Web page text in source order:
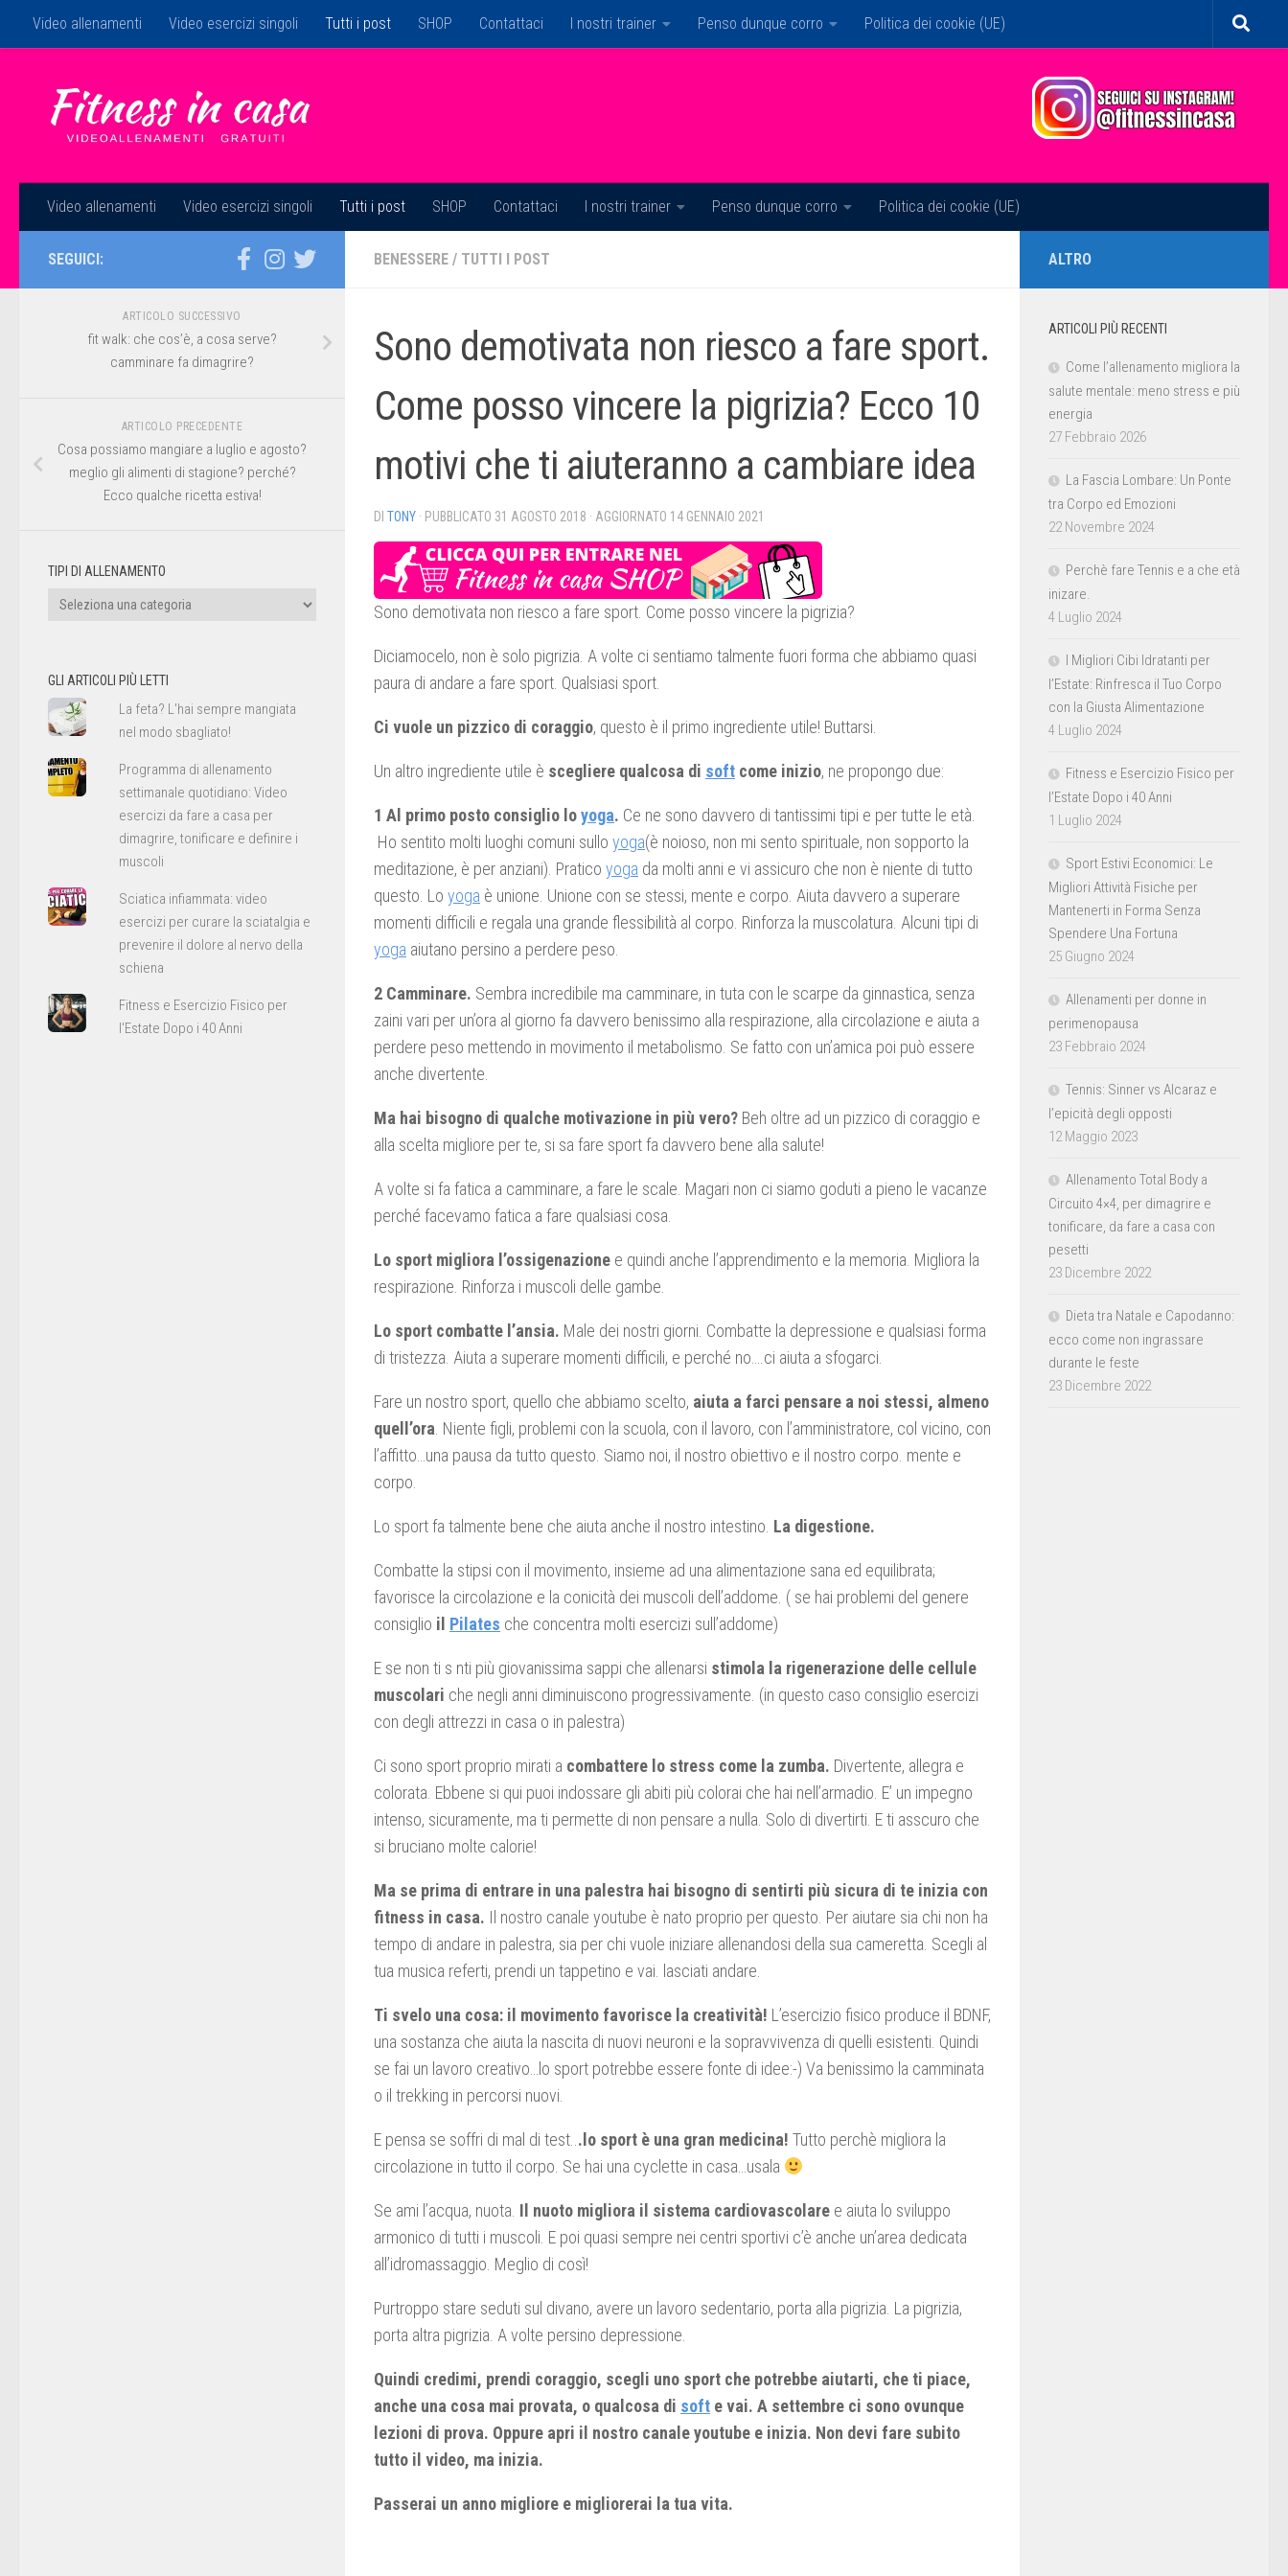
Salta al contenuto
Video allenamenti Video esercizi singoli Tutti i post SHOP Contattaci I nostri trainer Penso dunque corro Politica dei cookie (UE)
Video allenamenti Video esercizi singoli Tutti i post SHOP Contattaci I nostri trainer Penso dunque corro Politica dei cookie (UE)
BENESSERE / TUTTI I POST
Sono demotivata non riesco a fare sport.
Come posso vincere la pigrizia? Ecco 10
motivi che ti aiuteranno a cambiare idea
DI TONY · PUBBLICATO 31 AGOSTO 2018 · AGGIORNATO 14 GENNAIO 2021
Sono demotivata non riesco a fare sport. Come posso vincere la pigrizia?
Diciamocelo, non è solo pigrizia. A volte ci sentiamo talmente fuori forma che abbiamo quasi
paura di andare a fare sport. Qualsiasi sport.
Ci vuole un pizzico di coraggio, questo è il primo ingrediente utile! Buttarsi.
Un altro ingrediente utile è scegliere qualcosa di soft come inizio, ne propongo due:
1 Al primo posto consiglio loyoga. Ce ne sono davvero di tantissimi tipi e per tutte le età.
Ho sentito molti luoghi comuni sullo yoga(è noioso, non mi sento spirituale, non sopporto la
meditazione, è per anziani). Pratico yoga da molti anni e vi assicuro che non è niente di tutto
questo. Lo yoga è unione. Unione con se stessi, mente e corpo. Aiuta davvero a superare
momenti difficili e regala una grande flessibilità al corpo. Rinforza la muscolatura. Alcuni tipi di
yoga aiutano persino a perdere peso.
2 Camminare. Sembra incredibile ma camminare, in tuta con le scarpe da ginnastica, senza
zaini vari per un’ora al giorno fa davvero benissimo alla respirazione, alla circolazione e aiuta a
perdere peso mettendo in movimento il metabolismo. Se fatto con un’amica poi può essere
anche divertente.
Ma hai bisogno di qualche motivazione in più vero? Beh oltre ad un pizzico di coraggio e
alla scelta migliore per te, si sa fare sport fa davvero bene alla salute!
A volte si fa fatica a camminare, a fare le scale. Magari non ci siamo goduti a pieno le vacanze
perché facevamo fatica a fare qualsiasi cosa.
Lo sport migliora l’ossigenazione e quindi anche l’apprendimento e la memoria. Migliora la
respirazione. Rinforza i muscoli delle gambe.
Lo sport combatte l’ansia. Male dei nostri giorni. Combatte la depressione e qualsiasi forma
di tristezza. Aiuta a superare momenti difficili, e perché no….ci aiuta a sfogarci.
Fare un nostro sport, quello che abbiamo scelto, aiuta a farci pensare a noi stessi, almeno
quell’ora . Niente figli, problemi con la scuola, con il lavoro, con l’amministratore, col vicino, con
l’affitto…una pausa da tutto questo. Siamo noi, il nostro obiettivo e il nostro corpo. mente e
corpo.
Lo sport fa talmente bene che aiuta anche il nostro intestino. La digestione.
Combatte la stipsi con il movimento, insieme ad una alimentazione sana ed equilibrata;
favorisce la circolazione e la conicità dei muscoli dell’addome. ( se hai problemi del genere
consiglio il Pilates che concentra molti esercizi sull’addome)
E se non ti s nti più giovanissima sappi che allenarsi stimola la rigenerazione delle cellule
muscolari che negli anni diminuiscono progressivamente. (in questo caso consiglio esercizi
con degli attrezzi in casa o in palestra)
Ci sono sport proprio mirati a combattere lo stress come la zumba. Divertente, allegra e
colorata. Ebbene si qui puoi indossare gli abiti più colorai che hai nell’armadio. E’ un impegno
intenso, sicuramente, ma ti permette di non pensare a nulla. Solo di divertirti. E ti asscuro che
si bruciano molte calorie!
Ma se prima di entrare in una palestra hai bisogno di sentirti più sicura di te inizia con
fitness in casa. Il nostro canale youtube è nato proprio per questo. Per aiutare sia chi non ha
tempo di andare in palestra, sia per chi vuole iniziare allenandosi della sua cameretta. Scegli al
tua musica referti, prendi un tappetino e vai. lasciati andare.
Ti svelo una cosa: il movimento favorisce la creatività! L’esercizio fisico produce il BDNF,
una sostanza che aiuta la nascita di nuovi neuroni e la sopravvivenza di quelli esistenti. Quindi
se fai un lavoro creativo…lo sport potrebbe essere fonte di idee:-) Va benissimo la camminata
o il trekking in percorsi nuovi.
E pensa se soffri di mal di test.. .lo sport è una gran medicina! Tutto perchè migliora la
circolazione in tutto il corpo. Se hai una cyclette in casa…usala
Se ami l’acqua, nuota. Il nuoto migliora il sistema cardiovascolare e aiuta lo sviluppo
armonico di tutti i muscoli. E poi quasi sempre nei centri sportivi c’è anche un’area dedicata
all’idromassaggio. Meglio di così!
Purtroppo stare seduti sul divano, avere un lavoro sedentario, porta alla pigrizia. La pigrizia,
porta altra pigrizia. A volte persino depressione.
Quindi credimi, prendi coraggio, scegli uno sport che potrebbe aiutarti, che ti piace,
anche una cosa mai provata, o qualcosa di soft e vai. A settembre ci sono ovunque
lezioni di prova. Oppure apri il nostro canale youtube e inizia. Non devi fare subito
tutto il video, ma inizia.
Passerai un anno migliore e migliorerai la tua vita.
SEGUICI:
ARTICOLO SUCCESSIVO
fit walk: che cos’è, a cosa serve?
camminare fa dimagrire?
ARTICOLO PRECEDENTE
Cosa possiamo mangiare a luglio e agosto?
meglio gli alimenti di stagione? perché?
Ecco qualche ricetta estiva!
TIPI DI ALLENAMENTO
Tipi
GLI ARTICOLI PIÙ LETTI
La feta? L'hai sempre mangiata
nel modo sbagliato!
Programma di allenamento
settimanale quotidiano: Video
esercizi da fare a casa per
dimagrire, tonificare e definire i
muscoli
Sciatica infiammata: video
esercizi per curare la sciatalgia e
prevenire il dolore al nervo della
schiena
Fitness e Esercizio Fisico per
l'Estate Dopo i 40 Anni
ALTRO
ARTICOLI PIÙ RECENTI
Come l’allenamento migliora la
salute mentale: meno stress e più
energia
27 Febbraio 2026
La Fascia Lombare: Un Ponte
tra Corpo ed Emozioni
22 Novembre 2024
Perchè fare Tennis e a che età
inizare.
4 Luglio 2024
I Migliori Cibi Idratanti per
l’Estate: Rinfresca il Tuo Corpo
con la Giusta Alimentazione
4 Luglio 2024
Fitness e Esercizio Fisico per
l’Estate Dopo i 40 Anni
1 Luglio 2024
Sport Estivi Economici: Le
Migliori Attività Fisiche per
Mantenerti in Forma Senza
Spendere Una Fortuna
25 Giugno 2024
Allenamenti per donne in
perimenopausa
23 Febbraio 2024
Tennis: Sinner vs Alcaraz e
l’epicità degli opposti
12 Maggio 2023
Allenamento Total Body a
Circuito 4×4, per dimagrire e
tonificare, da fare a casa con
pesetti
23 Dicembre 2022
Dieta tra Natale e Capodanno:
ecco come non ingrassare
durante le feste
23 Dicembre 2022